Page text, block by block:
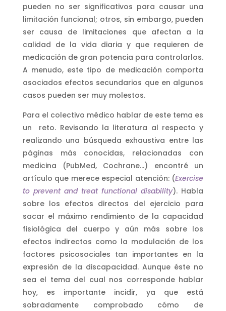
pueden no ser significativos para causar una
limitación funcional; otros, sin embargo, pueden
ser causa de limitaciones que afectan a la
calidad de la vida diaria y que requieren de
medicación de gran potencia para controlarlos.
A menudo, este tipo de medicación comporta
asociados efectos secundarios que en algunos
casos pueden ser muy molestos.
Para el colectivo médico hablar de este tema es
un reto. Revisando la literatura al respecto y
realizando una búsqueda exhaustiva entre las
páginas más conocidas, relacionadas con
medicina (PubMed, Cochrane…) encontré un
artículo que merece especial atención: (Exercise
to prevent and treat functional disability). Habla
sobre los efectos directos del ejercicio para
sacar el máximo rendimiento de la capacidad
fisiológica del cuerpo y aún más sobre los
efectos indirectos como la modulación de los
factores psicosociales tan importantes en la
expresión de la discapacidad. Aunque éste no
sea el tema del cual nos corresponde hablar
hoy, es importante incidir, ya que está
sobradamente comprobado cómo de